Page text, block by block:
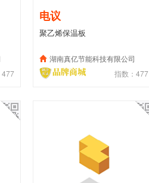
477
电议
聚乙烯保温板
湖南真亿节能科技有限公司
指数：477